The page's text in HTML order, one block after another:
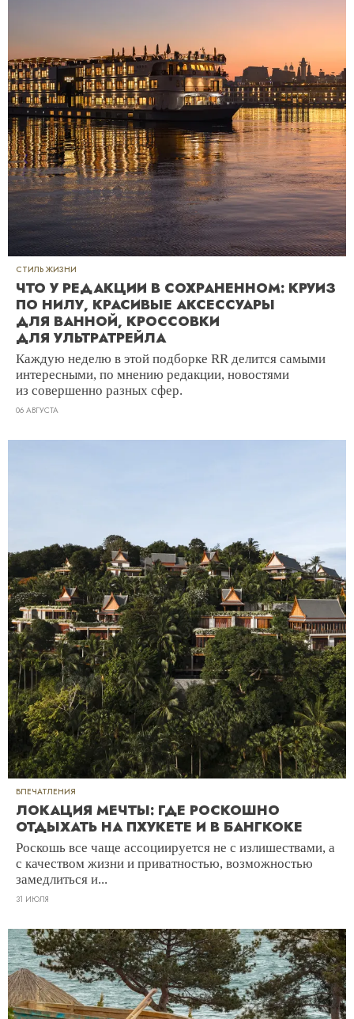
СТИЛЬ ЖИЗНИ
ЧТО У РЕДАКЦИИ В СОХРАНЕННОМ: КРУИЗ
ПО НИЛУ, КРАСИВЫЕ АКСЕССУАРЫ
ДЛЯ ВАННОЙ, КРОССОВКИ
ДЛЯ УЛЬТРАТРЕЙЛА
Каждую неделю в этой подборке RR делится самыми
интересными, по мнению редакции, новостями
из совершенно разных сфер.
06 АВГУСТА
ВПЕЧАТЛЕНИЯ
ЛОКАЦИЯ МЕЧТЫ: ГДЕ РОСКОШНО
ОТДЫХАТЬ НА ПХУКЕТЕ И В БАНГКОКЕ
Роскошь все чаще ассоциируется не с излишествами, а
с качеством жизни и приватностью, возможностью
замедлиться и...
31 ИЮЛЯ